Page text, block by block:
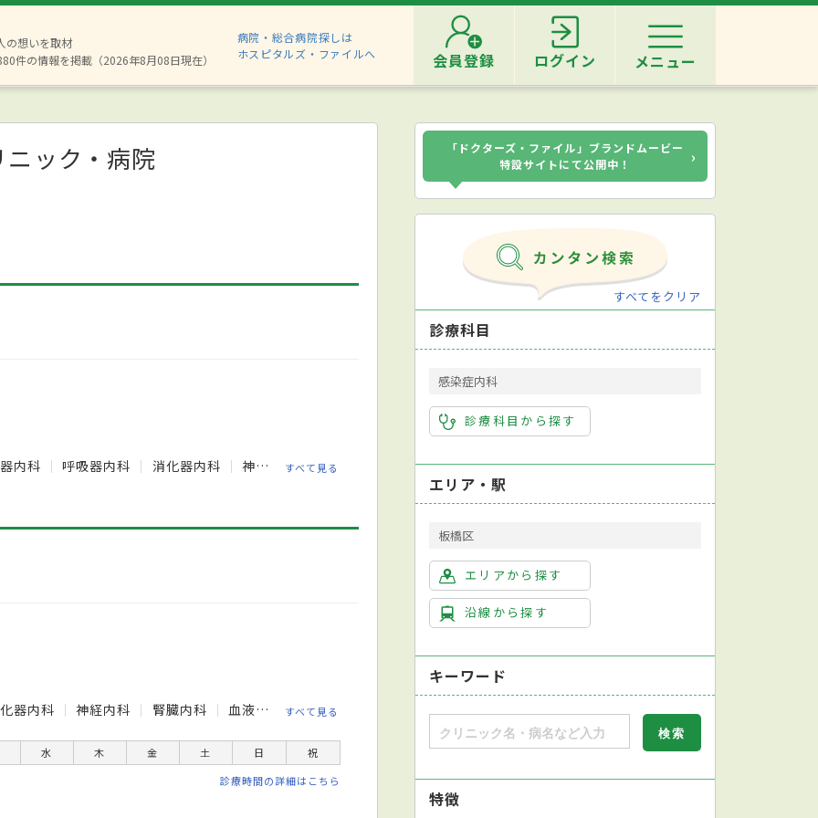
の想いを取材
件の情報を掲載（2026年8月08日現在）
病院・総合病院探しは
ホスピタルズ・ファイルへ
会員登録 ログイン メニュー
ニック・病院
内科 呼吸器内科 消化器内科 神経内科 血液内科 感染症内科 精神科 外科 血管外科 心臓外科
すべて見る
器内科 神経内科 腎臓内科 血液内科 精神科
すべて見る
水 木 金 土 日
祝
診療時間の詳細はこちら
「ドクターズ・ファイル」ブランドムービー
特設サイトにて公開中！
›
すべてをクリア
診療科目
感染症内科
診療科目から探す
エリア・駅
板橋区
エリアから探す
沿線から探す
キーワード
特徴